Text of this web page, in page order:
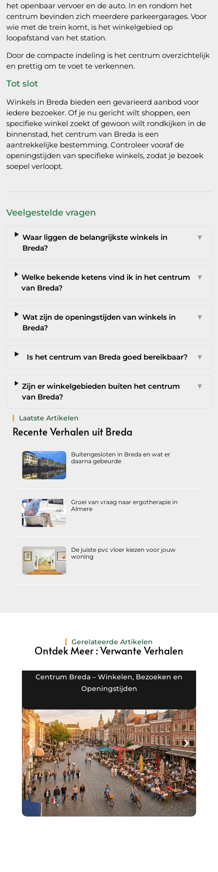
het openbaar vervoer en de auto. In en rondom het
centrum bevinden zich meerdere parkeergarages. Voor
wie met de trein komt, is het winkelgebied op
loopafstand van het station.
Door de compacte indeling is het centrum overzichtelijk
en prettig om te voet te verkennen.
Tot slot
Winkels in Breda bieden een gevarieerd aanbod voor
iedere bezoeker. Of je nu gericht wilt shoppen, een
specifieke winkel zoekt of gewoon wilt rondkijken in de
binnenstad, het centrum van Breda is een
aantrekkelijke bestemming. Controleer vooraf de
openingstijden van specifieke winkels, zodat je bezoek
soepel verloopt.
Veelgestelde vragen
Waar liggen de belangrijkste winkels in
Breda?
▼
Welke bekende ketens vind ik in het centrum
van Breda?
▼
Wat zijn de openingstijden van winkels in
Breda?
▼
Is het centrum van Breda goed bereikbaar? ▼
Zijn er winkelgebieden buiten het centrum
van Breda?
▼
Laatste Artikelen
Recente Verhalen uit Breda
Buitengesloten in Breda en wat er
daarna gebeurde
Groei van vraag naar ergotherapie in
Almere
De juiste pvc vloer kiezen voor jouw
woning
Gerelateerde Artikelen
Ontdek Meer : Verwante Verhalen
Centrum Breda – Winkelen, Bezoeken en
Openingstijden